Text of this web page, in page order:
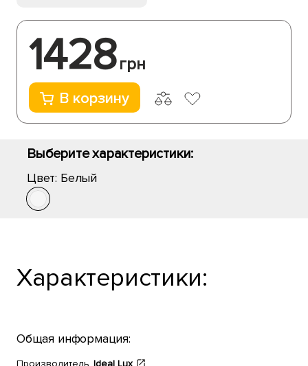
1428грн
В корзину
Выберите характеристики:
Цвет: Белый
Характеристики:
Общая информация:
Производитель Ideal Lux